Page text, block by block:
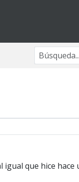
que hice